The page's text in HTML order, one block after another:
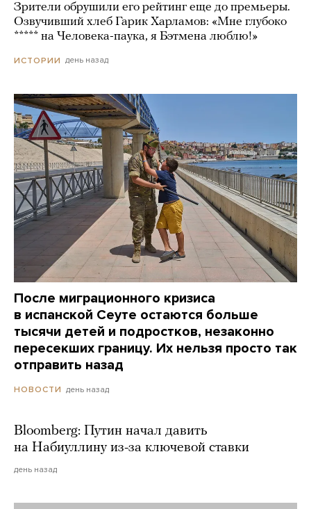
Зрители обрушили его рейтинг еще до премьеры.
Озвучивший хлеб Гарик Харламов: «Мне глубоко
***** на Человека-паука, я Бэтмена люблю!»
ИСТОРИИ день назад
После миграционного кризиса
в испанской Сеуте остаются больше
тысячи детей и подростков, незаконно
пересекших границу. Их нельзя просто так
отправить назад
НОВОСТИ день назад
Bloomberg: Путин начал давить
на Набиуллину из-за ключевой ставки
день назад